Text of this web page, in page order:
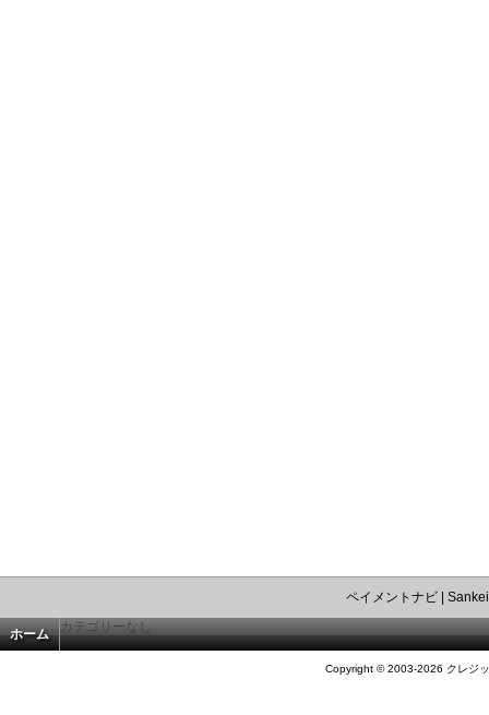
ペイメントナビ|
ホーム カテゴリーなし
Copyright © 2003-2026 クレジ